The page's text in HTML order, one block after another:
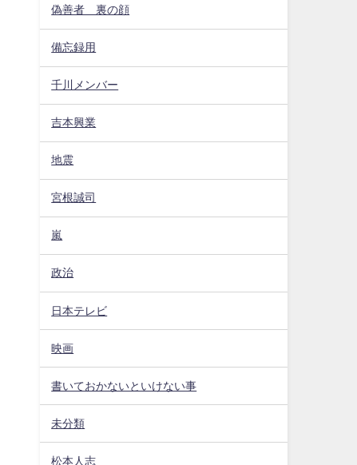
偽善者 裏の顔
備忘録用
千川メンバー
吉本興業
地震
宮根誠司
嵐
政治
日本テレビ
映画
書いておかないといけない事
未分類
松本人志